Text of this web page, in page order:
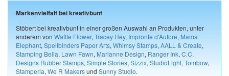
Markenvielfalt bei kreativbunt
Stöbert bei kreativbunt in einer großen Auswahl an Produkten, unter
anderem von Waffle Flower, Tracey Hey, Impronte d'Autore, Mama
Elephant, Spellbinders Paper Arts, Whimsy Stamps, AALL & Create,
Stamping Bella, Lawn Fawn, Marianne Design, Ranger Ink, C.C.
Designs Rubber Stamps, Simple Stories, Sizzix, StudioLight, Tombow,
Stamperia, We R Makersund Sunny Studio.